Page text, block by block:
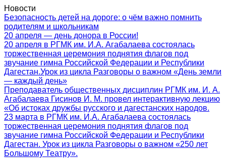
Перейти
к
содержимому
Новости
Безопасность детей на дороге: о чём важно помнить
родителям и школьникам
20 апреля — день донора в России!
20 апреля в РГМК им. И.А. Агабалаева состоялась
торжественная церемония поднятия флагов под
звучание гимна Российской Федерации и Республики
Дагестан.Урок из цикла Разговоры о важном «День земли
— каждый день»
Преподаватель общественных дисциплин РГМК им. И. А.
Агабалаева Гисинов И. М. провел интерактивную лекцию
«Об истоках дружбы русского и дагестанских народов.
23 марта в РГМК им. И.А. Агабалаева состоялась
торжественная церемония поднятия флагов под
звучание гимна Российской Федерации и Республики
Дагестан. Урок из цикла Разговоры о важном «250 лет
Большому Театру».